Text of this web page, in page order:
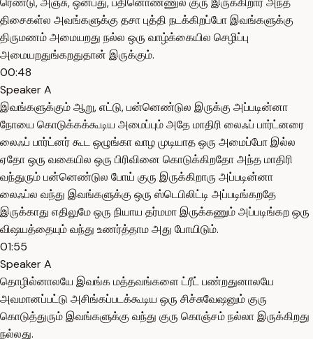
திசைகள்ல அவங்களுக்கு தசா புத்தி நடக்கிறப்போ இவங்களுக்கு
திருமணம் அமையறது நல்ல ஒரு வாழ்க்கையில செழிப்பு
அமையறதுங்கறதுதான் இருக்கும்.
00:48
Speaker A
இவங்களுக்கும் ஆறு, எட்டு, பன்னெண்டுல இருக்கு அப்படின்னா
நோயை கொடுக்கக்கூடிய அமைப்பும் அதே மாதிரி லைஃப் பார்ட்னரை
லைஃப் பார்ட்னர் கூட ஒழுங்கா வாழ முடியாத ஒரு அமைப்போ இல்ல
ஏதோ ஒரு வகையில ஒரு பிரிவினை கொடுக்கிறதோ அந்த மாதிரி
வந்துரும் பன்னெண்டுல போய் குரு இருக்கிறாரு அப்படின்னா
லைஃப்ல வந்து இவங்களுக்கு ஒரு ஸ்டெபிலிட்டி அப்படிங்கறதே
இருக்காது எதிலுமே ஒரு நியாய தர்மமா இருக்கணும் அப்படிங்கற ஒரு
விஷயத்தையும் வந்து உணர்த்தாம அது போயிடும்.
01:55
Speaker A
தொழில்னாலயே இவங்க மத்தவங்களை ட்ரீட் பண்றதுனாலயே
அவமானப்பட்டு அசிங்கப்படக்கூடிய ஒரு சிச்சுவேஷனும் குரு
கொடுத்துரும் இவங்களுக்கு வந்து குரு கொஞ்சம் நல்லா இருக்கிறது
நல்லது.